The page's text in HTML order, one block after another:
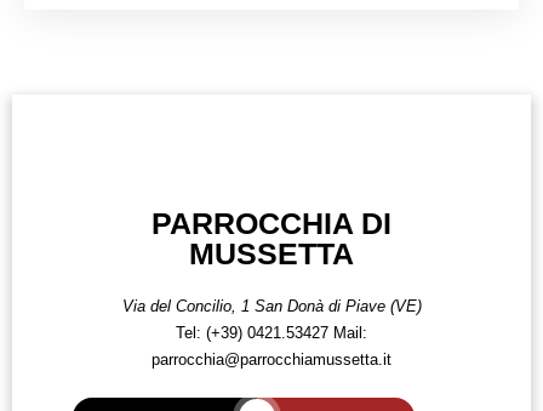
PARROCCHIA DI
MUSSETTA
Via del Concilio, 1 San Donà di Piave (VE)
Tel: (+39) 0421.53427 Mail:
parrocchia@parrocchiamussetta.it